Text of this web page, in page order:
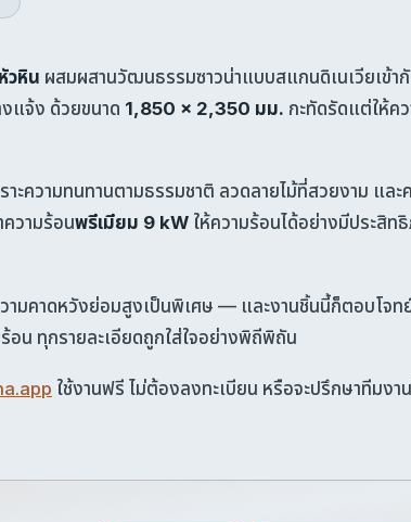
หัวหิน ผสมผสานวัฒนธรรมซาวน่าแบบสแกนดิเนเวียเข้า
แจ้ง ด้วยขนาด 1,850 × 2,350 มม. กะทัดรัดแต่ให้ค
าะความทนทานตามธรรมชาติ ลวดลายไม้ที่สวยงาม และ
วามร้อนพรีเมียม 9 kW ให้ความร้อนได้อย่างมีประสิท
ามคาดหวังย่อมสูงเป็นพิเศษ — และงานชิ้นนี้ก็ตอบโจท
น ทุกรายละเอียดถูกใส่ใจอย่างพิถีพิถัน
ใช้งานฟรี ไม่ต้องลงทะเบียน หรือจะปรึกษาทีมงา